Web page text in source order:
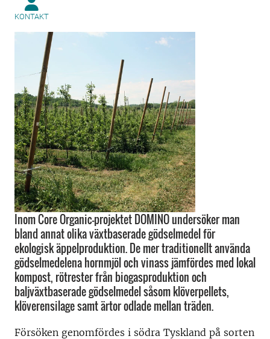
KONTAKT
Inom Core Organic-projektet DOMINO undersöker man
bland annat olika växtbaserade gödselmedel för
ekologisk äppelproduktion. De mer traditionellt använda
gödselmedelena hornmjöl och vinass jämfördes med lokal
kompost, rötrester från biogasproduktion och
baljväxtbaserade gödselmedel såsom klöverpellets,
klöverensilage samt ärtor odlade mellan träden.
Försöken genomfördes i södra Tyskland på sorten